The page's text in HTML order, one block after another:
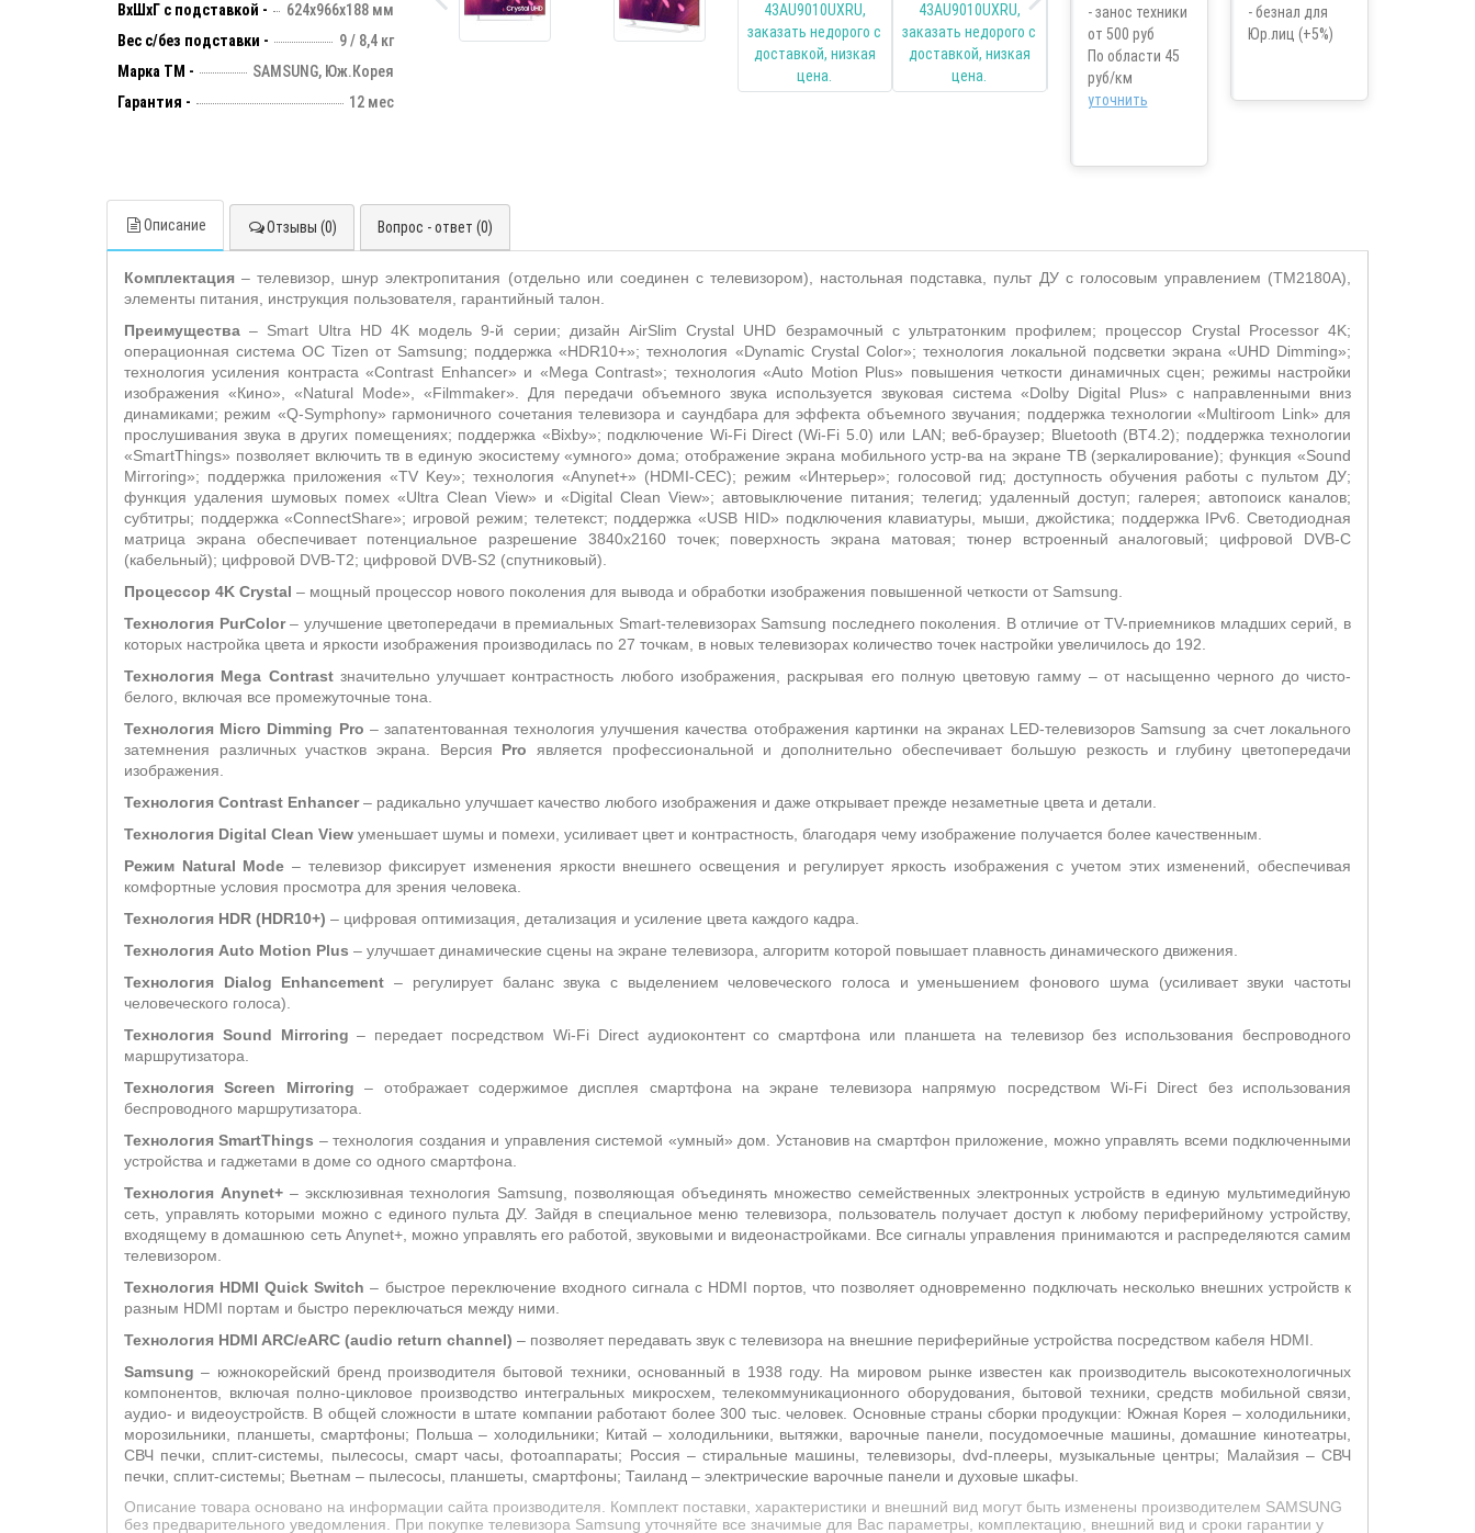
ВхШхГ с подставкой -
624х966х188 мм
Вес с/без подставки -
9 / 8,4 кг
Марка ТМ -
SAMSUNG, Юж.Корея
Гарантия -
12 мес
- занос техники
от 500 руб
По области 45
руб/км
уточнить
- безнал для
Юр.лиц (+5%)
Описание Отзывы (0) Вопрос - ответ (0)
Комплектация– телевизор, шнур электропитания (отдельно или соединен с телевизором), настольная подставка, пульт ДУ с голосовым управлением (TM2180A),
элементы питания, инструкция пользователя, гарантийный талон.
Преимущества– Smart Ultra HD 4K модель 9-й серии; дизайн AirSlim Crystal UHD безрамочный с ультратонким профилем; процессор Crystal Processor 4K;
операционная система OC Tizen от Samsung; поддержка «HDR10+»; технология «Dynamic Crystal Color»; технология локальной подсветки экрана «UHD Dimming»;
технология усиления контраста «Contrast Enhancer» и «Mega Contrast»; технология «Auto Motion Plus» повышения четкости динамичных сцен; режимы настройки
изображения «Кино», «Natural Mode», «Filmmaker». Для передачи объемного звука используется звуковая система «Dolby Digital Plus» с направленными вниз
динамиками; режим «Q-Symphony» гармоничного сочетания телевизора и саундбара для эффекта объемного звучания; поддержка технологии «Multiroom Link» для
прослушивания звука в других помещениях; поддержка «Bixby»; подключение Wi-Fi Direct (Wi-Fi 5.0) или LAN; веб-браузер; Bluetooth (BT4.2); поддержка технологии
«SmartThings» позволяет включить тв в единую экосистему «умного» дома; отображение экрана мобильного устр-ва на экране ТВ (зеркалирование); функция «Sound
Mirroring»; поддержка приложения «TV Key»; технология «Anynet+» (HDMI-CEC); режим «Интерьер»; голосовой гид; доступность обучения работы с пультом ДУ;
функция удаления шумовых помех «Ultra Clean View» и «Digital Clean View»; автовыключение питания; телегид; удаленный доступ; галерея; автопоиск каналов;
субтитры; поддержка «ConnectShare»; игровой режим; телетекст; поддержка «USB HID» подключения клавиатуры, мыши, джойстика; поддержка IPv6. Светодиодная
матрица экрана обеспечивает потенциальное разрешение 3840x2160 точек; поверхность экрана матовая; тюнер встроенный аналоговый; цифровой DVB-C
(кабельный); цифровой DVB-T2; цифровой DVB-S2 (спутниковый).
Процессор 4K Crystal – мощный процессор нового поколения для вывода и обработки изображения повышенной четкости от Samsung.
Технология PurColor– улучшение цветопередачи в премиальных Smart-телевизорах Samsung последнего поколения. В отличие от TV-приемников младших серий, в
которых настройка цвета и яркости изображения производилась по 27 точкам, в новых телевизорах количество точек настройки увеличилось до 192.
Технология Mega Contrastзначительно улучшает контрастность любого изображения, раскрывая его полную цветовую гамму – от насыщенно черного до чисто-
белого, включая все промежуточные тона.
Технология Micro Dimming Pro – запатентованная технология улучшения качества отображения картинки на экранах LED-телевизоров Samsung за счет локального
затемнения различных участков экрана. Версия Pro является профессиональной и дополнительно обеспечивает большую резкость и глубину цветопередачи
изображения.
Технология Contrast Enhancer– радикально улучшает качество любого изображения и даже открывает прежде незаметные цвета и детали.
Технология Digital Clean View уменьшает шумы и помехи, усиливает цвет и контрастность, благодаря чему изображение получается более качественным.
Режим Natural Mode – телевизор фиксирует изменения яркости внешнего освещения и регулирует яркость изображения с учетом этих изменений, обеспечивая
комфортные условия просмотра для зрения человека.
Технология HDR (HDR10+) – цифровая оптимизация, детализация и усиление цвета каждого кадра.
Технология Auto Motion Plus – улучшает динамические сцены на экране телевизора, алгоритм которой повышает плавность динамического движения.
Технология Dialog Enhancement – регулирует баланс звука с выделением человеческого голоса и уменьшением фонового шума (усиливает звуки частоты
человеческого голоса).
Технология Sound Mirroring – передает посредством Wi-Fi Direct аудиоконтент со смартфона или планшета на телевизор без использования беспроводного
маршрутизатора.
ТехнологияScreen Mirroring – отображает содержимое дисплея смартфона на экране телевизора напрямую посредством Wi-Fi Direct без использования
беспроводного маршрутизатора.
Технология SmartThings – технология создания и управления системой «умный» дом. Установив на смартфон приложение, можно управлять всеми подключенными
устройства и гаджетами в доме со одного смартфона.
Технология Anynet+– эксклюзивная технология Samsung, позволяющая объединять множество семейственных электронных устройств в единую мультимедийную
сеть, управлять которыми можно с единого пульта ДУ. Зайдя в специальное меню телевизора, пользователь получает доступ к любому периферийному устройству,
входящему в домашнюю сеть Anynet+, можно управлять его работой, звуковыми и видеонастройками. Все сигналы управления принимаются и распределяются самим
телевизором.
Технология HDMI Quick Switch – быстрое переключение входного сигнала с HDMI портов, что позволяет одновременно подключать несколько внешних устройств к
разным HDMI портам и быстро переключаться между ними.
Технология HDMI ARC/eARC (audio return channel) – позволяет передавать звук с телевизора на внешние периферийные устройства посредством кабеля HDMI.
Samsung – южнокорейский бренд производителя бытовой техники, основанный в 1938 году. На мировом рынке известен как производитель высокотехнологичных
компонентов, включая полно-цикловое производство интегральных микросхем, телекоммуникационного оборудования, бытовой техники, средств мобильной связи,
аудио- и видеоустройств. В общей сложности в штате компании работают более 300 тыс. человек. Основные страны сборки продукции: Южная Корея – холодильники,
морозильники, планшеты, смартфоны; Польша – холодильники; Китай – холодильники, вытяжки, варочные панели, посудомоечные машины, домашние кинотеатры,
СВЧ печки, сплит-системы, пылесосы, смарт часы, фотоаппараты; Россия – стиральные машины, телевизоры, dvd-плееры, музыкальные центры; Малайзия – СВЧ
печки, сплит-системы; Вьетнам – пылесосы, планшеты, смартфоны; Таиланд – электрические варочные панели и духовые шкафы.
Описание товара основано на информации сайта производителя. Комплект поставки, характеристики и внешний вид могут быть изменены производителем SAMSUNG
без предварительного уведомления. При покупке телевизора Samsung уточняйте все значимые для Вас параметры, комплектацию, внешний вид и сроки гарантии у